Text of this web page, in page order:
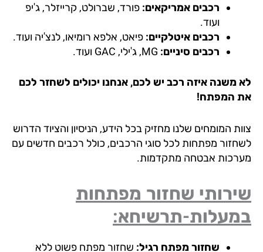
רכבים אמריקאים:פורד, שברולט, קרייזלר, ג'יפ
רכבים איטלקיים:פיאט, אלפא רומיאו, לנצ'יה ועוד.
רכבים סיניים:MG, ג'ילי, GAC ועוד.
משנה איזה רכב יש לכם, אנחנו יכולים לשחזר לכם
המפתח!
המומחים שלנו מחזיק בכל הידע, הניסיון והציוד הדרוש
מפתחות לכל סוגי הרכבים, כולל רכבים חדשים עם
אבטחה מתקדמות.
שחזור מפתחות
תרשיחא:
שחזור מפתח רגיל:שחזור מפתח פשוט ללא